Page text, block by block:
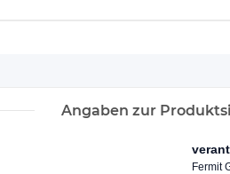
Angaben zur
Fermit